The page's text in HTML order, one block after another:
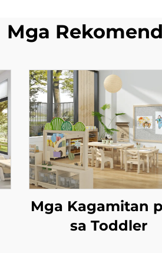
Mga
Mga Kagamitan
sa Toddler